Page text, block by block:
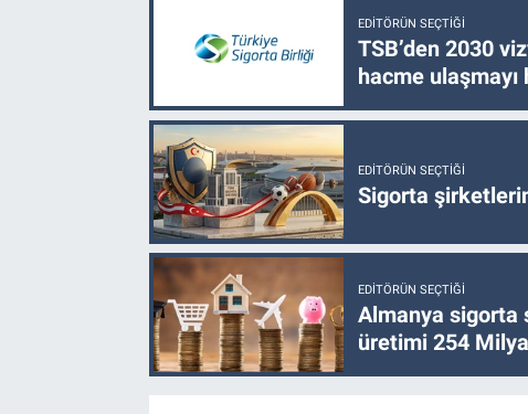
EDITÖRÜN SEÇTIĞI
TSB’den 2030
hacme
EDITÖRÜN SEÇTIĞI
Sigorta
EDITÖRÜN SEÇTIĞI
Almanya sigorta
üretimi 254